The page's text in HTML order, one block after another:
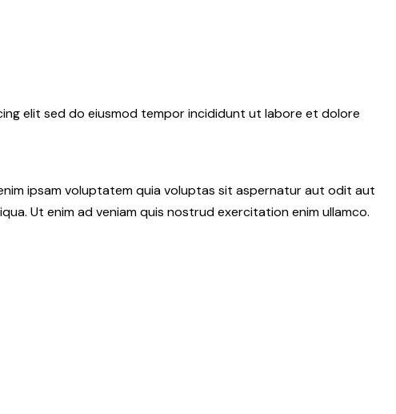
elit sed do eiusmod tempor incididunt ut labore et dolore
ipsam voluptatem quia voluptas sit aspernatur aut odit aut
Ut enim ad veniam quis nostrud exercitation enim ullamco.